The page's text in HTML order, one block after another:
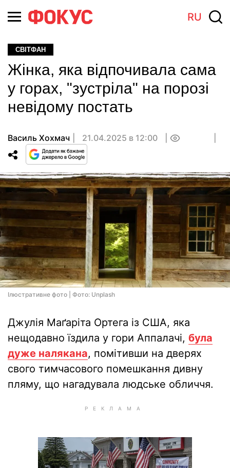
RU
СВІТФАН
Жінка, яка відпочивала сама
у горах, "зустріла" на порозі
невідому постать
Василь Хохмач 21.04.2025 в 12:00
Ілюстративне фото | Фото: Unplash
Джулія Маґаріта Ортега із США, яка
нещодавно їздила у гори Аппалачі, була
дуже налякана, помітивши на дверях
свого тимчасового помешкання дивну
пляму, що нагадувала людське обличчя.